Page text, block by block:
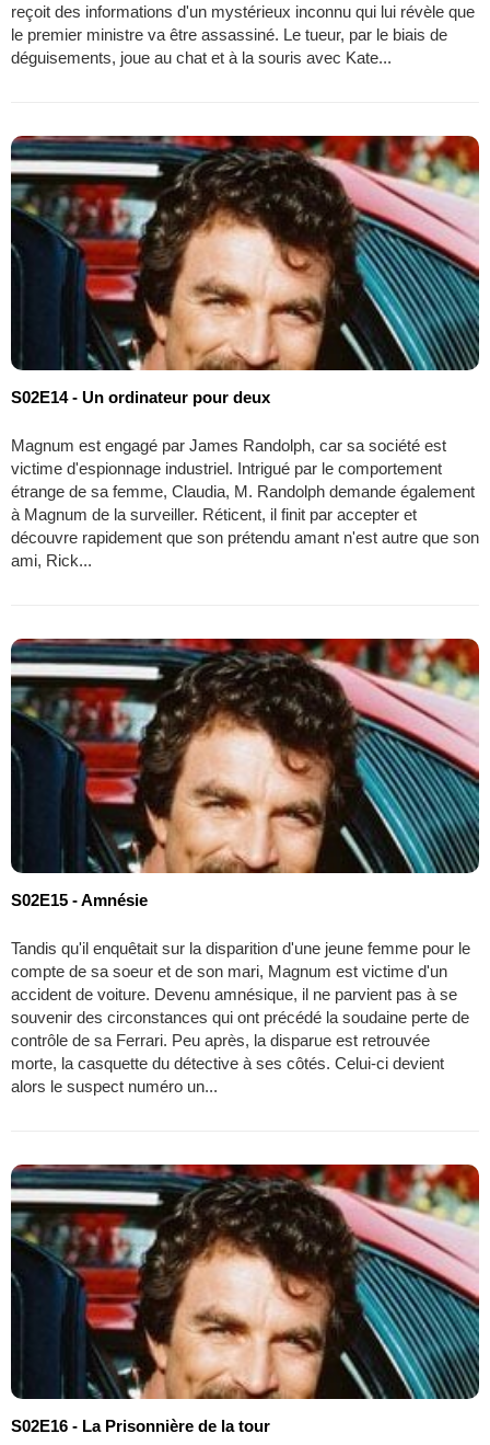
reçoit des informations d'un mystérieux inconnu qui lui révèle que
le premier ministre va être assassiné. Le tueur, par le biais de
déguisements, joue au chat et à la souris avec Kate...
S02E14 - Un ordinateur pour deux
Magnum est engagé par James Randolph, car sa société est
victime d'espionnage industriel. Intrigué par le comportement
étrange de sa femme, Claudia, M. Randolph demande également
à Magnum de la surveiller. Réticent, il finit par accepter et
découvre rapidement que son prétendu amant n'est autre que son
ami, Rick...
S02E15 - Amnésie
Tandis qu'il enquêtait sur la disparition d'une jeune femme pour le
compte de sa soeur et de son mari, Magnum est victime d'un
accident de voiture. Devenu amnésique, il ne parvient pas à se
souvenir des circonstances qui ont précédé la soudaine perte de
contrôle de sa Ferrari. Peu après, la disparue est retrouvée
morte, la casquette du détective à ses côtés. Celui-ci devient
alors le suspect numéro un...
S02E16 - La Prisonnière de la tour